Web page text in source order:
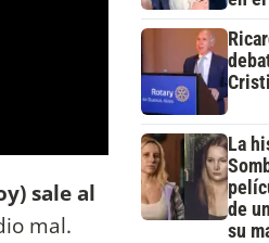
sale al
mal.
La
de
su